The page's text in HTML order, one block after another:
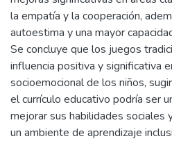
la empatía y la cooperación,
autoestima y una mayor
Se concluye que los juegos
influencia positiva y significativa
socioemocional de los niños,
el currículo educativo podría ser
mejorar sus habilidades sociales
un ambiente de aprendizaje